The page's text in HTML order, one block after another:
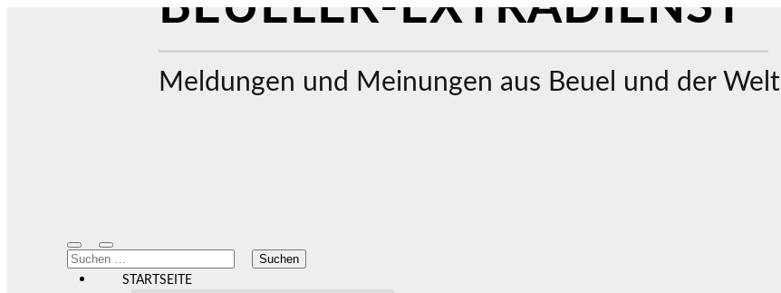
Meldungen und Meinungen aus Beuel und der Welt
Mobile-
Menü
ein-/ausblenden
Suchfeld
ein-/ausblenden
Suchen
nach:
STARTSEITE